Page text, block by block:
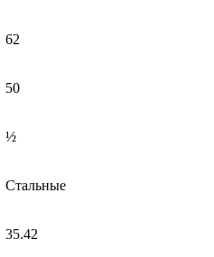
62
50
½
Стальные
35.42